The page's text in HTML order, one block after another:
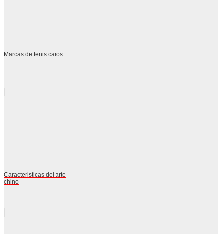
Marcas de tenis caros
Caracteristicas del arte
chino